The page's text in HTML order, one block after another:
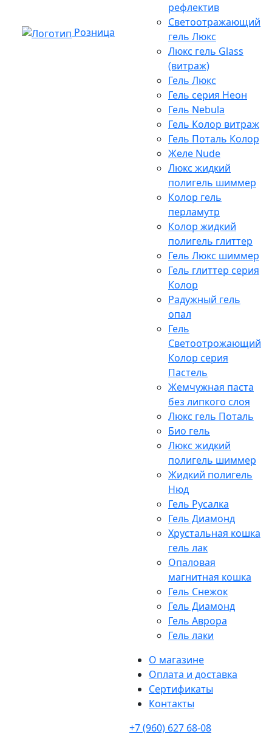
Розница
рефлектив
Светоотражающий
гель Люкс
Люкс гель Glass
(витраж)
Гель Люкс
Гель серия Неон
Гель Nebula
Гель Колор витраж
Гель Поталь Колор
Желе Nude
Люкс жидкий
полигель шиммер
Колор гель
перламутр
Колор жидкий
полигель глиттер
Гель Люкс шиммер
Гель глиттер серия
Колор
Радужный гель
опал
Гель
Светоотрожающий
Колор серия
Пастель
Жемчужная паста
без липкого слоя
Люкс гель Поталь
Био гель
Люкс жидкий
полигель шиммер
Жидкий полигель
Нюд
Гель Русалка
Гель Диамонд
Хрустальная кошка
гель лак
Опаловая
магнитная кошка
Гель Снежок
Гель Диамонд
Гель Аврора
Гель лаки
О магазине
Оплата и доставка
Cертификаты
Контакты
+7 (960) 627 68-08